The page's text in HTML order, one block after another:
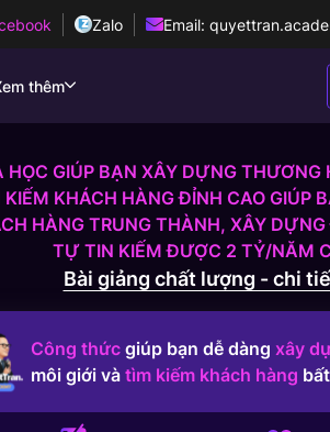
Zalo Email:
thêm
HỌC GIÚP BẠN XÂY DỰNG THƯƠNG
KHÁCH HÀNG ĐỈNH CAO GIÚP
HÀNG TRUNG THÀNH, XÂY
TỰ TIN KIẾM ĐƯỢC 2 TỶ/NĂM
Bài giảng chất lượng - chi
Công thức giúp bạn dễ dàng xây
môi giới và tìm kiếm khách hàng